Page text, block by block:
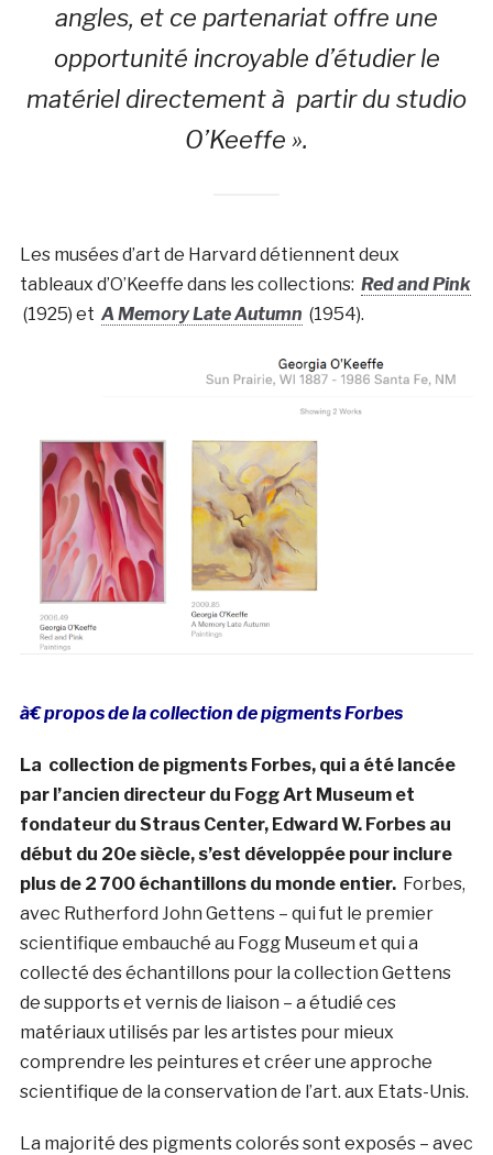
angles, et ce partenariat offre une
opportunité incroyable d’étudier le
matériel directement à partir du studio
O’Keeffe ».
Les musées d’art de Harvard détiennent deux
tableaux d’O’Keeffe dans les collections: Red and Pink
(1925) et A Memory Late Autumn (1954).
à€ propos de la collection de pigments Forbes
La collection de pigments Forbes, qui a été lancée
par l’ancien directeur du Fogg Art Museum et
fondateur du Straus Center, Edward W. Forbes au
début du 20e siècle, s’est développée pour inclure
plus de 2 700 échantillons du monde entier.Forbes,
avec Rutherford John Gettens – qui fut le premier
scientifique embauché au Fogg Museum et qui a
collecté des échantillons pour la collection Gettens
de supports et vernis de liaison – a étudié ces
matériaux utilisés par les artistes pour mieux
comprendre les peintures et créer une approche
scientifique de la conservation de l’art. aux Etats-Unis.
La majorité des pigments colorés sont exposés – avec